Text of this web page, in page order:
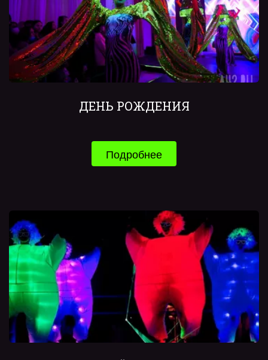
ДЕНЬ РОЖДЕНИЯ
Подробнее